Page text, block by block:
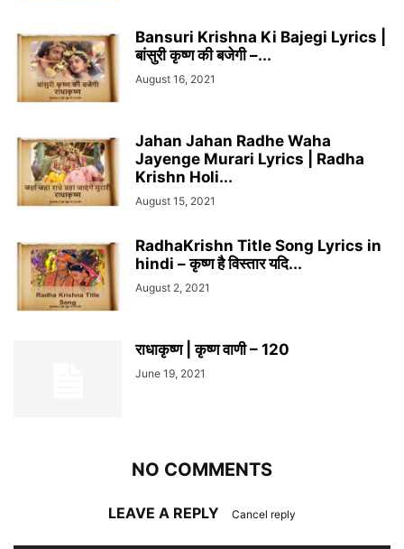
Bansuri Krishna Ki Bajegi Lyrics |
बांसुरी कृष्ण की बजेगी –...
August 16, 2021
Jahan Jahan Radhe Waha
Jayenge Murari Lyrics | Radha
Krishn Holi...
August 15, 2021
RadhaKrishn Title Song Lyrics in
hindi – कृष्ण है विस्तार यदि...
August 2, 2021
राधाकृष्ण | कृष्ण वाणी – 120
June 19, 2021
NO COMMENTS
LEAVE A REPLY Cancel reply